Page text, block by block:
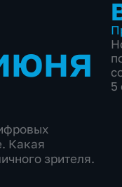
Какая
зрителя.
5